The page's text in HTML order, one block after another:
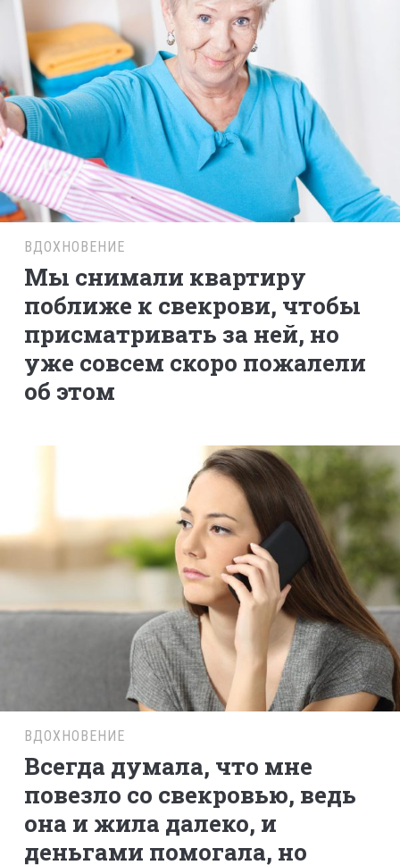
ВДОХНОВЕНИЕ
Мы снимали квартиру
поближе к свекрови, чтобы
присматривать за ней, но
уже совсем скоро пожалели
об этом
ВДОХНОВЕНИЕ
Всегда думала, что мне
повезло со свекровью, ведь
она и жила далеко, и
деньгами помогала, но